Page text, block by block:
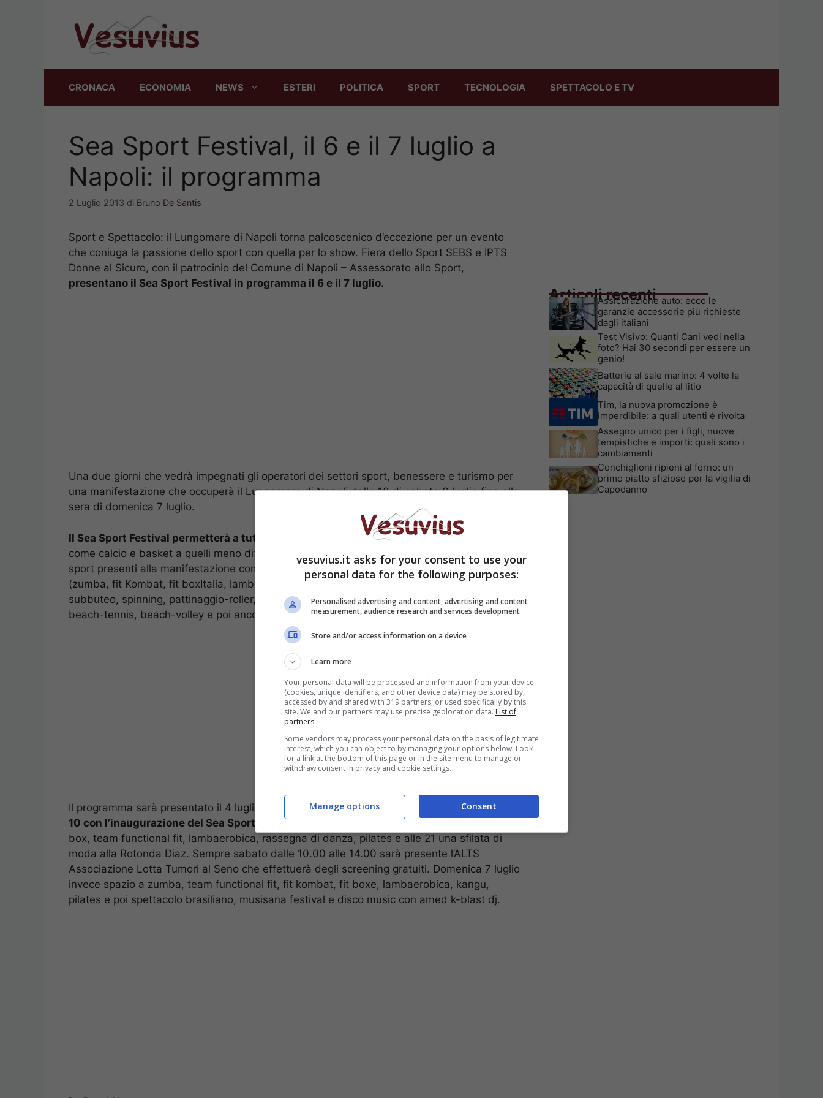
CRONACA ECONOMIA NEWS ESTERI POLITICA SPORT TECNOLOGIA SPETTACOLO E TV
Sea Sport Festival, il 6 e il 7 luglio a
Napoli: il programma
2 Luglio 2013 di Bruno De Santis
Sport e Spettacolo: il Lungomare di Napoli torna palcoscenico d’eccezione per un evento
che coniuga la passione dello sport con quella per lo show. Fiera dello Sport SEBS e IPTS
Donne al Sicuro, con il patrocinio del Comune di Napoli – Assessorato allo Sport,
presentano il Sea Sport Festival in programma il 6 e il 7 luglio.
Una due giorni che vedrà impegnati gli operatori dei settori sport, benessere e turismo per
una manifestazione che occuperà il Lungomare di Napoli dalle 10 di sabato 6 luglio fino alla
sera di domenica 7 luglio.
Il Sea Sport Festival permetterà a tutti di avvicinarsi a vari sport, da quelli più famosi
come calcio e basket a quelli meno diffusi come tiro con l’arco e ping pong. L’elenco degli
sport presenti alla manifestazione comprende anche mini tennis, arrampicata, fitness
(zumba, fit Kombat, fit boxItalia, lambaerobica, caraibici, danza e funzionale), arti marziali,
subbuteo, spinning, pattinaggio-roller, corsi per disabili, corso di ippica con cavalli pony,
beach-tennis, beach-volley e poi ancora canottaggio, vela, kitesurf e pilates.
Il programma sarà presentato il 4 luglio in conferenza stampa,prenderà il via il 6 luglio alle
10 con l’inaugurazione del Sea Sport Festivale nell’arco della prima giornata prevede fit
box, team functional fit, lambaerobica, rassegna di danza, pilates e alle 21 una sfilata di
moda alla Rotonda Diaz. Sempre sabato dalle 10.00 alle 14.00 sarà presente l’ALTS
Associazione Lotta Tumori al Seno che effettuerà degli screening gratuiti. Domenica 7 luglio
invece spazio a zumba, team functional fit, fit kombat, fit boxe, lambaerobica, kangu,
pilates e poi spettacolo brasiliano, musisana festival e disco music con amed k-blast dj.
Articoli recenti
Assicurazione auto: ecco le
garanzie accessorie più richieste
dagli italiani
Test Visivo: Quanti Cani vedi nella
foto? Hai 30 secondi per essere un
genio!
Batterie al sale marino: 4 volte la
capacità di quelle al litio
Tim, la nuova promozione è
imperdibile: a quali utenti è rivolta
Assegno unico per i figli, nuove
tempistiche e importi: quali sono i
cambiamenti
Conchiglioni ripieni al forno: un
primo piatto sfizioso per la vigilia di
Capodanno
vesuvius.it asks for your consent to use your
personal data for the following purposes:
Personalised advertising and content, advertising and content
measurement, audience research and services development
Store and/or access information on a device
Learn more
Your personal data will be processed and information from your device
(cookies, unique identifiers, and other device data) may be stored by,
accessed by and shared with 319 partners, or used specifically by this
site. We and our partners may use precise geolocation data. List of
partners.
Some vendors may process your personal data on the basis of legitimate
interest, which you can object to by managing your options below. Look
for a link at the bottom of this page or in the site menu to manage or
withdraw consent in privacy and cookie settings.
Consent
Manage options